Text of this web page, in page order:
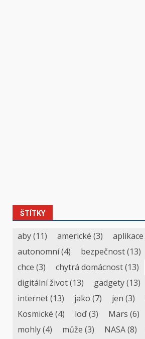
ŠTÍTKY
aby(11) americké (3) aplikace
autonomní(4) bezpečnost(13)
chce (3) chytrá domácnost(13)
digitální život(13) gadgety(13)
internet(13) jako (7) jen (3)
Kosmické (4) loď(3) Mars (6)
mohly(4) může (3) NASA(8)